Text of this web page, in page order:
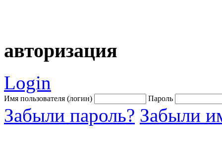
авторизация
Login
Имя пользователя (логин) Пароль
Забыли пароль? Забыли